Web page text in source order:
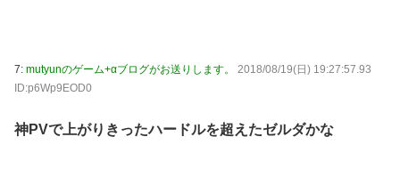
7: mutyunのゲーム+αブログがお送りします。
2018/08/19(日) 19:27:57.93
ID:p6Wp9EOD0
神PVで上がりきったハードルを超えたゼルダかな